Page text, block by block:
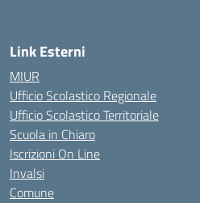
Link Esterni
MIUR
Ufficio Scolastico Regionale
Ufficio Scolastico Territoriale
Scuola in Chiaro
Iscrizioni On Line
Invalsi
Comune